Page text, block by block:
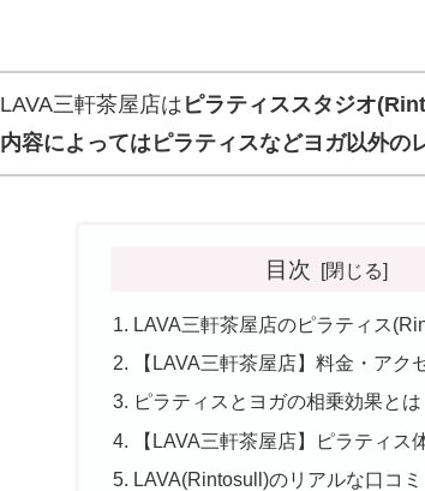
LAVA三軒茶屋店は ピラティススタジオ
内容によってはピラティスなどヨガ以外の
目次
LAVA三軒茶屋店のピラティス
【LAVA三軒茶屋店】料金・アク
ピラティスとヨガの相乗効果とは
【LAVA三軒茶屋店】ピラティス
LAVA(Rintosull)のリアルな口コミ